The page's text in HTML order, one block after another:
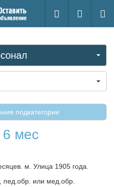
Поиск
Вход на
подкатегории
6 мес
м. Улица 1905 года.
или мед.обр.